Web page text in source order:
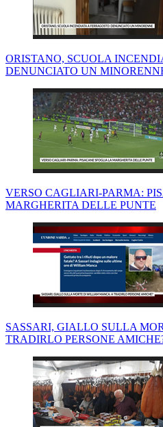
ORISTANO, SCUOLA
DENUNCIATO UN
VERSO CAGLIARI-PARMA:
MARGHERITA DELLE PUNTE
SASSARI, GIALLO SULLA
TRADIRLO PERSONE